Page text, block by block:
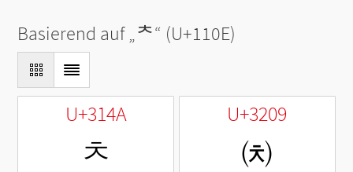
Basierend auf „ᄎ“ (U+110E)
U+314A
ㅊ
U+3209
㈉